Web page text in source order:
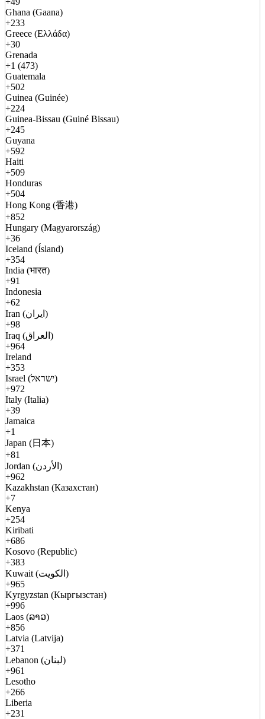
Ghana (Gaana)
+233
Greece (Ελλάδα)
+30
Grenada
+1 (473)
Guatemala
+502
Guinea (Guinée)
+224
Guinea-Bissau (Guiné Bissau)
+245
Guyana
+592
Haiti
+509
Honduras
+504
Hong Kong (香港)
+852
Hungary (Magyarország)
+36
Iceland (Ísland)
+354
India (भारत)
+91
Indonesia
+62
Iran (ایران)
+98
Iraq (العراق)
+964
Ireland
+353
Israel (ישראל)
+972
Italy (Italia)
+39
Jamaica
+1
Japan (日本)
+81
Jordan (الأردن)
+962
Kazakhstan (Казахстан)
+7
Kenya
+254
Kiribati
+686
Kosovo (Republic)
+383
Kuwait (الكويت)
+965
Kyrgyzstan (Кыргызстан)
+996
Laos (ລາວ)
+856
Latvia (Latvija)
+371
Lebanon (لبنان)
+961
Lesotho
+266
Liberia
+231